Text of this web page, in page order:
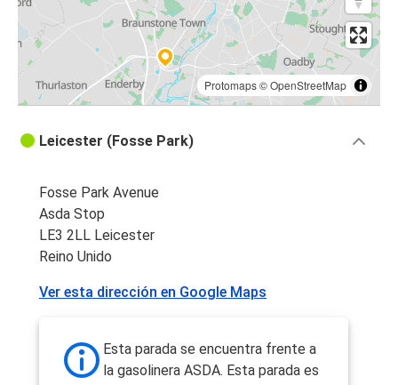
Protomaps©OpenStreetMap
Leicester (Fosse Park)
Fosse Park Avenue
Asda Stop
LE3 2LL Leicester
Reino Unido
Ver esta dirección en Google Maps
Esta parada se encuentra frente a
la gasolinera ASDA. Esta parada es